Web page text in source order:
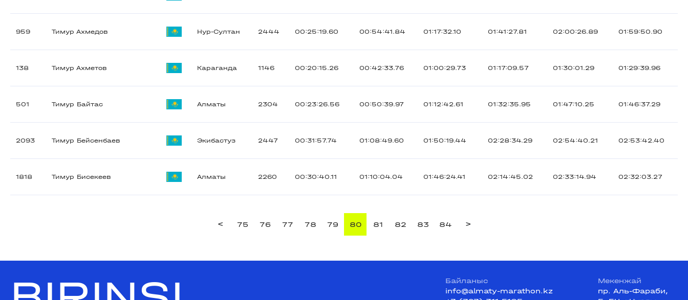
959 Тимур Ахмедов Нур-Султан 2444 00:25:19.60 00:54:41.84 01:17:32.10 01:41:27.81 02:00:26.89 01:59:50.90
138 Тимур Ахметов Караганда 1146 00:20:15.26 00:42:33.76 01:00:29.73 01:17:09.57 01:30:01.29 01:29:39.96
501 Тимур Байтас Алматы 2304 00:23:26.56 00:50:39.97 01:12:42.61 01:32:35.95 01:47:10.25 01:46:37.29
2093 Тимур Бейсенбаев Экибастуз 2447 00:31:57.74 01:08:49.60 01:50:19.44 02:28:34.29 02:54:40.21 02:53:42.40
1818 Тимур Бисекеев Алматы 2260 00:30:40.11 01:10:04.04 01:46:24.41 02:14:45.02 02:33:14.94 02:32:03.27
< 75 76 77 78 79 80 81 82 83 84 >
Байланыс
info@almaty-marathon.kz
Мекенжай
пр. Аль-Фараби,